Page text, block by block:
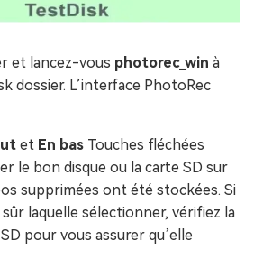
et lancez-vous photorec_win à
dossier. L’interface PhotoRec
et En bas Touches fléchées
le bon disque ou la carte SD sur
supprimées ont été stockées. Si
sûr laquelle sélectionner, vérifiez la
pour vous assurer qu’elle